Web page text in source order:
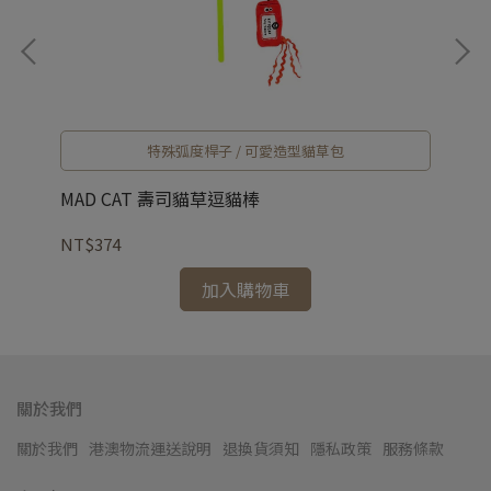
特殊弧度桿子 / 可愛造型貓草包
MAD CAT 壽司貓草逗貓棒
NT$374
加入購物車
關於我們
關於我們 港澳物流運送說明 退換貨須知 隱私政策 服務條款